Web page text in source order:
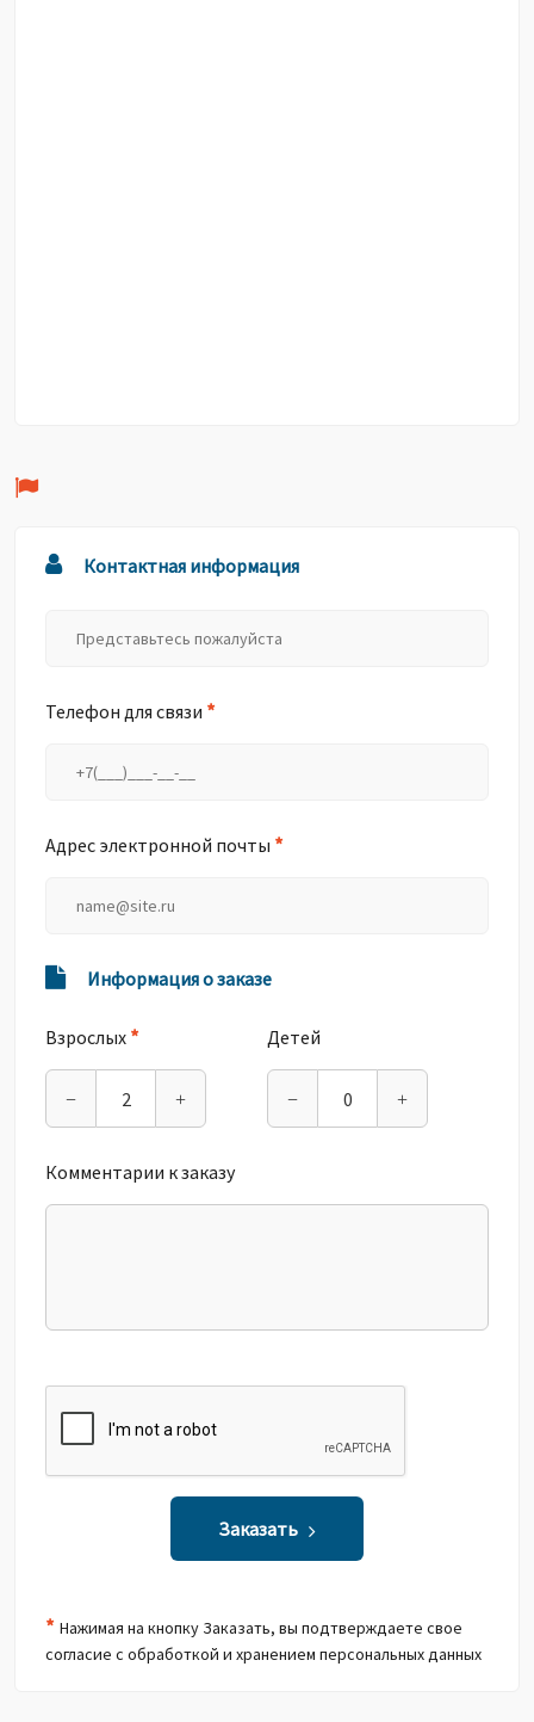
Контактная информация
Телефон для связи *
Адрес электронной почты *
Информация о заказе
Взрослых *
− +
Детей
− +
Комментарии к заказу
* Нажимая на кнопку Заказать, вы подтверждаете свое
согласие с обработкой и хранением персональных данных
Заказать